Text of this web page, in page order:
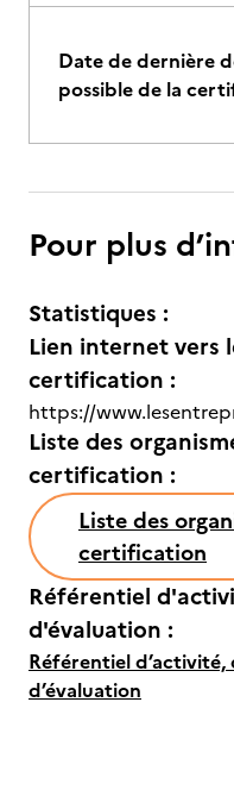
Date de dernière
possible de la
Pour plus
Statistiques :
Lien internet vers
certification :
https://
Liste des
certification :
Liste des
certification
Référentiel
d'évaluation :
Référentiel
d’évaluation